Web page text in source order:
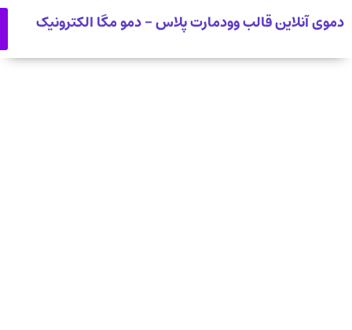
دموی آنلاین قالب وودمارت پلاس - دمو مگا الکترونیک